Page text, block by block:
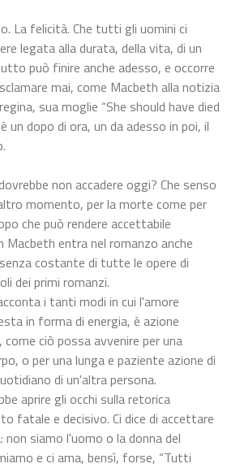
La felicità. Che tutti gli uomini ci
legata alla durata, della vita, di un
può finire anche adesso, e occorre
mai, come Macbeth alla notizia
sua moglie “She should have died
un dopo di ora, un da adesso in poi, il
non accadere oggi? Che senso
momento, per la morte come per
che può rendere accettabile
Macbeth entra nel romanzo anche
costante di tutte le opere di
dei primi romanzi.
i tanti modi in cui l'amore
in forma di energia, è azione
ciò possa avvenire per una
o per una lunga e paziente azione di
di un'altra persona.
aprire gli occhi sulla retorica
fatale e decisivo. Ci dice di accettare
non siamo l'uomo o la donna del
e ci ama, bensì, forse, “Tutti